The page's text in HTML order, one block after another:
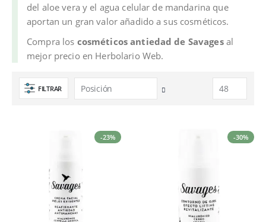
del aloe vera y el agua celular de mandarina que
aportan un gran valor añadido a sus cosméticos.
Compra los cosméticos antiedad de Savagesal
mejor precio en Herbolario Web.
FILTRAR
Fijar
-23% -30%